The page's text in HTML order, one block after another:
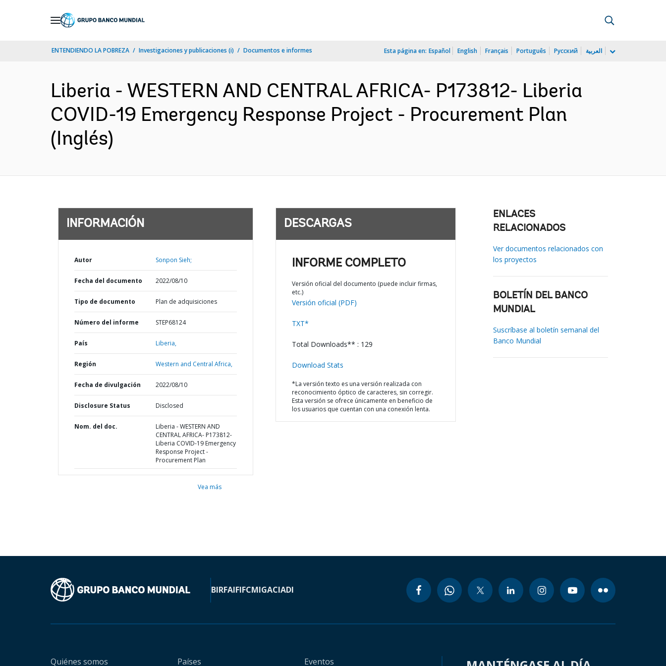
ENTENDIENDO LA POBREZA Investigaciones y publicaciones (i) Documentos e informes Esta página en: Español English Français Português Русский العربية
Liberia - WESTERN AND CENTRAL AFRICA- P173812- Liberia
COVID-19 Emergency Response Project - Procurement Plan
(Inglés)
INFORMACIÓN
Autor Sonpon Sieh;
Fecha del documento 2022/08/10
Tipo de documento Plan de adquisiciones
Número del informe STEP68124
País Liberia,
Región Western and Central Africa,
Fecha de divulgación 2022/08/10
Disclosure Status Disclosed
Nom. del doc.
Liberia - WESTERN AND
CENTRAL AFRICA- P173812-
Liberia COVID-19 Emergency
Response Project -
Procurement Plan
Vea más
DESCARGAS
INFORME COMPLETO
Versión oficial del documento (puede incluir firmas,
etc.)
Versión oficial (PDF)
TXT*
Total Downloads** : 129
Download Stats
*La versión texto es una versión realizada con
reconocimiento óptico de caracteres, sin corregir.
Esta versión se ofrece únicamente en beneficio de
los usuarios que cuentan con una conexión lenta.
ENLACES
RELACIONADOS
Ver documentos relacionados con
los proyectos
BOLETÍN DEL BANCO
MUNDIAL
Suscríbase al boletín semanal del
Banco Mundial
BIRFAIFIFCMIGACIADI
Quiénes somos Países Eventos